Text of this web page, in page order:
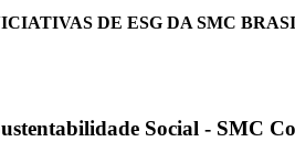
DE ESG DA SMC
Social - SMC